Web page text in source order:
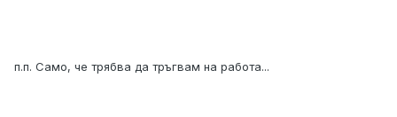
п.п. Само, че трябва да тръгвам на работа...